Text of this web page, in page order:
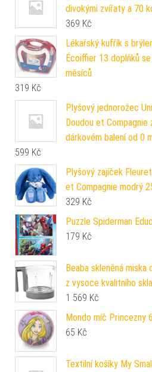
divokými zvířaty a 70
369 Kč
Lékařský kufřík s
Écoiffier 13 doplňků
měsíců
319 Kč
Plyšový jednorožec
Doudou et
dárkovém balení od 0
599 Kč
Plyšový zajíček
et Compagnie modrý
329 Kč
Puzzle Spiderman
179 Kč
Beaba skleněná
z vysoce kvalitního
1 569 Kč
Mondo míč Princezny
65 Kč
Textilní košíky My